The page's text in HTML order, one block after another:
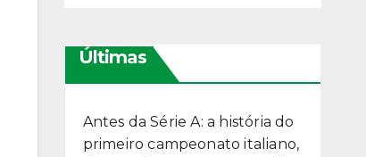
Últimas
Antes da Série A: a história do
primeiro campeonato italiano,